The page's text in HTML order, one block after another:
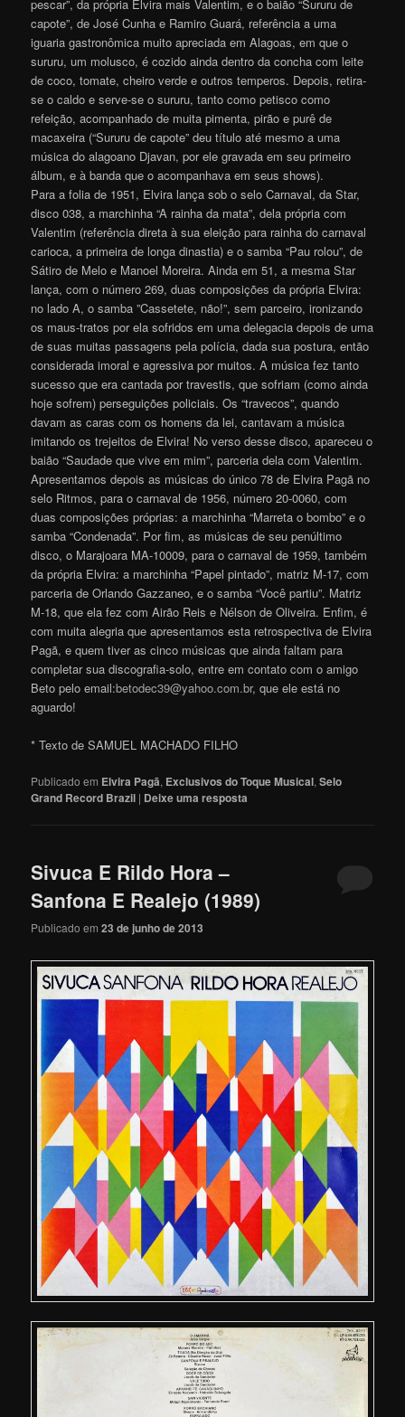
pescar”, da própria Elvira mais Valentim, e o baião “Sururu de
capote”, de José Cunha e Ramiro Guará, referência a uma
iguaria gastronômica muito apreciada em Alagoas, em que o
sururu, um molusco, é cozido ainda dentro da concha com leite
de coco, tomate, cheiro verde e outros temperos. Depois, retira-
se o caldo e serve-se o sururu, tanto como petisco como
refeição, acompanhado de muita pimenta, pirão e purê de
macaxeira (“Sururu de capote” deu título até mesmo a uma
música do alagoano Djavan, por ele gravada em seu primeiro
álbum, e à banda que o acompanhava em seus shows).
Para a folia de 1951, Elvira lança sob o selo Carnaval, da Star,
disco 038, a marchinha “A rainha da mata”, dela própria com
Valentim (referência direta à sua eleição para rainha do carnaval
carioca, a primeira de longa dinastia) e o samba “Pau rolou”, de
Sátiro de Melo e Manoel Moreira. Ainda em 51, a mesma Star
lança, com o número 269, duas composições da própria Elvira:
no lado A, o samba ”Cassetete, não!”, sem parceiro, ironizando
os maus-tratos por ela sofridos em uma delegacia depois de uma
de suas muitas passagens pela polícia, dada sua postura, então
considerada imoral e agressiva por muitos. A música fez tanto
sucesso que era cantada por travestis, que sofriam (como ainda
hoje sofrem) perseguições policiais. Os “travecos”, quando
davam as caras com os homens da lei, cantavam a música
imitando os trejeitos de Elvira! No verso desse disco, apareceu o
baião “Saudade que vive em mim”, parceria dela com Valentim.
Apresentamos depois as músicas do único 78 de Elvira Pagã no
selo Ritmos, para o carnaval de 1956, número 20-0060, com
duas composições próprias: a marchinha “Marreta o bombo” e o
samba “Condenada”. Por fim, as músicas de seu penúltimo
disco, o Marajoara MA-10009, para o carnaval de 1959, também
da própria Elvira: a marchinha “Papel pintado”, matriz M-17, com
parceria de Orlando Gazzaneo, e o samba “Você partiu”. Matriz
M-18, que ela fez com Airão Reis e Nélson de Oliveira. Enfim, é
com muita alegria que apresentamos esta retrospectiva de Elvira
Pagã, e quem tiver as cinco músicas que ainda faltam para
completar sua discografia-solo, entre em contato com o amigo
Beto pelo email:betodec39@yahoo.com.br, que ele está no
aguardo!
* Texto de SAMUEL MACHADO FILHO
Publicado em Elvira Pagã, Exclusivos do Toque Musical,Selo
Grand Record Brazil | Deixe uma resposta
Sivuca E Rildo Hora –
Sanfona E Realejo (1989)
Publicado em23 de junho de 2013